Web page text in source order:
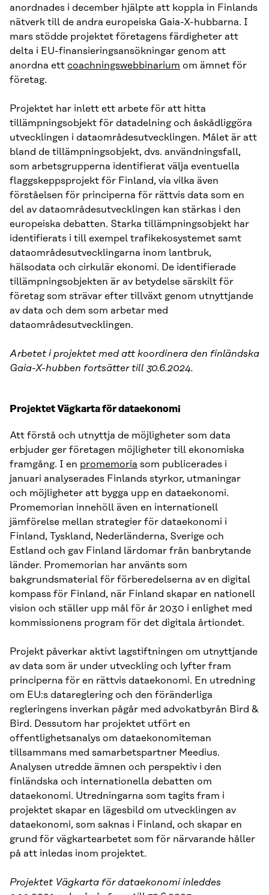
anordnades i december hjälpte att koppla in Finlands
nätverk till de andra europeiska Gaia-X-hubbarna. I
mars stödde projektet företagens färdigheter att
delta i EU-finansieringsansökningar genom att
anordna ett coachningswebbinarium om ämnet för
företag.
Projektet har inlett ett arbete för att hitta
tillämpningsobjekt för datadelning och åskådliggöra
utvecklingen i dataområdesutvecklingen. Målet är att
bland de tillämpningsobjekt, dvs. användningsfall,
som arbetsgrupperna identifierat välja eventuella
flaggskeppsprojekt för Finland, via vilka även
förståelsen för principerna för rättvis data som en
del av dataområdesutvecklingen kan stärkas i den
europeiska debatten. Starka tillämpningsobjekt har
identifierats i till exempel trafikekosystemet samt
dataområdesutvecklingarna inom lantbruk,
hälsodata och cirkulär ekonomi. De identifierade
tillämpningsobjekten är av betydelse särskilt för
företag som strävar efter tillväxt genom utnyttjande
av data och dem som arbetar med
dataområdesutvecklingen.
Arbetet i projektet med att koordinera den finländska
Gaia-X-hubben fortsätter till 30.6.2024.
Projektet Vägkarta för dataekonomi
Att förstå och utnyttja de möjligheter som data
erbjuder ger företagen möjligheter till ekonomiska
framgång. I en promemoria som publicerades i
januari analyserades Finlands styrkor, utmaningar
och möjligheter att bygga upp en dataekonomi.
Promemorian innehöll även en internationell
jämförelse mellan strategier för dataekonomi i
Finland, Tyskland, Nederländerna, Sverige och
Estland och gav Finland lärdomar från banbrytande
länder. Promemorian har använts som
bakgrundsmaterial för förberedelserna av en digital
kompass för Finland, när Finland skapar en nationell
vision och ställer upp mål för år 2030 i enlighet med
kommissionens program för det digitala årtiondet.
Projekt påverkar aktivt lagstiftningen om utnyttjande
av data som är under utveckling och lyfter fram
principerna för en rättvis dataekonomi. En utredning
om EU:s datareglering och den föränderliga
regleringens inverkan pågår med advokatbyrån Bird &
Bird. Dessutom har projektet utfört en
offentlighetsanalys om dataekonomiteman
tillsammans med samarbetspartner Meedius.
Analysen utredde ämnen och perspektiv i den
finländska och internationella debatten om
dataekonomi. Utredningarna som tagits fram i
projektet skapar en lägesbild om utvecklingen av
dataekonomi, som saknas i Finland, och skapar en
grund för vägkartearbetet som för närvarande håller
på att inledas inom projektet.
Projektet Vägkarta för dataekonomi inleddes